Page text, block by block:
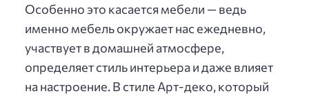
Особенно это касается мебели — ведь
именно мебель окружает нас ежедневно,
участвует в домашней атмосфере,
определяет стиль интерьера и даже влияет
на настроение. В стиле Арт-деко, который